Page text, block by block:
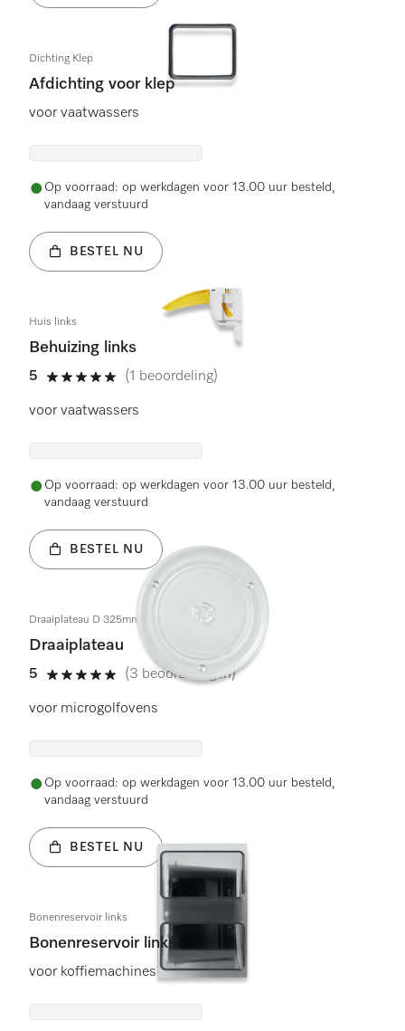
Dichting Klep
Afdichting voor klep
voor vaatwassers
Op voorraad: op werkdagen voor 13.00 uur besteld,
vandaag verstuurd
BESTEL NU
Huis links
Behuizing links
5
5 sterren van de 5
(1 beoordeling)
voor vaatwassers
Op voorraad: op werkdagen voor 13.00 uur besteld,
vandaag verstuurd
BESTEL NU
Draaiplateau D 325mm
Draaiplateau
5
5 sterren van de 5
(3 beoordelingen)
voor microgolfovens
Op voorraad: op werkdagen voor 13.00 uur besteld,
vandaag verstuurd
BESTEL NU
Bonenreservoir links
Bonenreservoir links
voor koffiemachines